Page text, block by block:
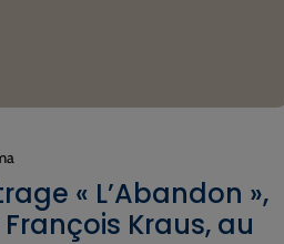
« L’Abandon »,
Kraus, au